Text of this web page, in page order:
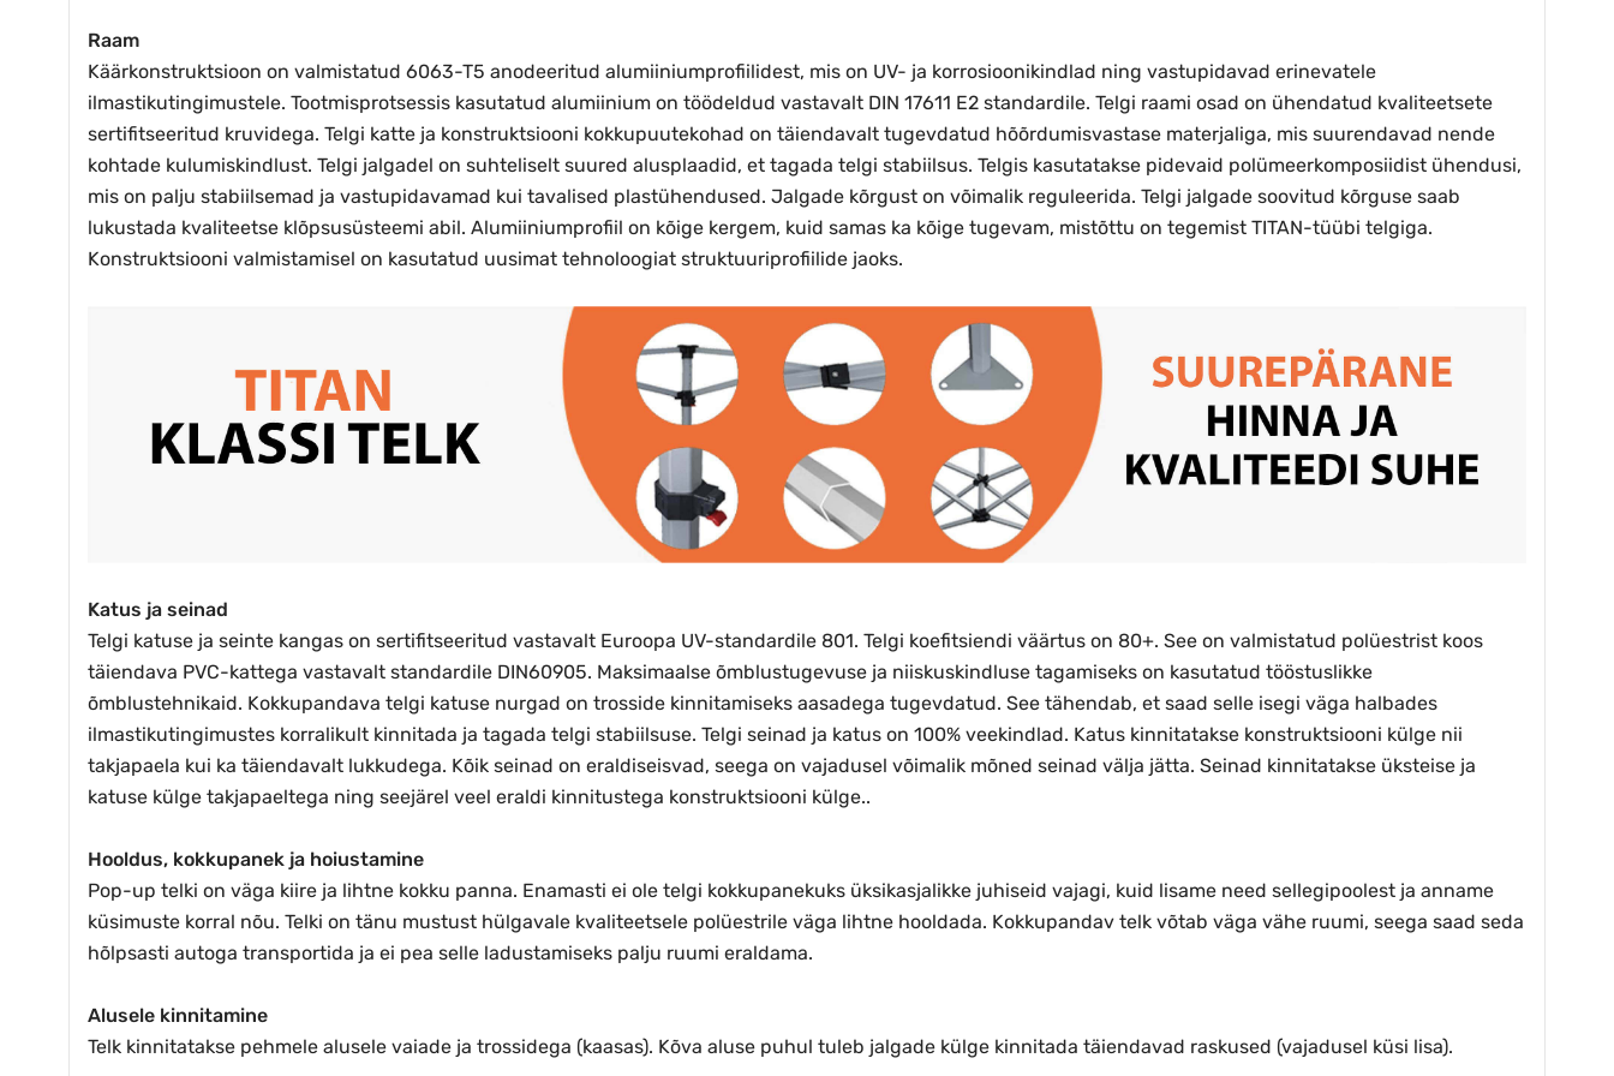
Raam
Käärkonstruktsioon on valmistatud 6063-T5 anodeeritud alumiiniumprofiilidest, mis on UV- ja korrosioonikindlad ning vastupidavad erinevatele
ilmastikutingimustele. Tootmisprotsessis kasutatud alumiinium on töödeldud vastavalt DIN 17611 E2 standardile. Telgi raami osad on ühendatud kvaliteetsete
sertifitseeritud kruvidega. Telgi katte ja konstruktsiooni kokkupuutekohad on täiendavalt tugevdatud hõõrdumisvastase materjaliga, mis suurendavad nende
kohtade kulumiskindlust. Telgi jalgadel on suhteliselt suured alusplaadid, et tagada telgi stabiilsus. Telgis kasutatakse pidevaid polümeerkomposiidist ühendusi,
mis on palju stabiilsemad ja vastupidavamad kui tavalised plastühendused. Jalgade kõrgust on võimalik reguleerida. Telgi jalgade soovitud kõrguse saab
lukustada kvaliteetse klõpsusüsteemi abil. Alumiiniumprofiil on kõige kergem, kuid samas ka kõige tugevam, mistõttu on tegemist TITAN-tüübi telgiga.
Konstruktsiooni valmistamisel on kasutatud uusimat tehnoloogiat struktuuriprofiilide jaoks.
Katus ja seinad
Telgi katuse ja seinte kangas on sertifitseeritud vastavalt Euroopa UV-standardile 801. Telgi koefitsiendi väärtus on 80+. See on valmistatud polüestrist koos
täiendava PVC-kattega vastavalt standardile DIN60905. Maksimaalse õmblustugevuse ja niiskuskindluse tagamiseks on kasutatud tööstuslikke
õmblustehnikaid. Kokkupandava telgi katuse nurgad on trosside kinnitamiseks aasadega tugevdatud. See tähendab, et saad selle isegi väga halbades
ilmastikutingimustes korralikult kinnitada ja tagada telgi stabiilsuse. Telgi seinad ja katus on 100% veekindlad. Katus kinnitatakse konstruktsiooni külge nii
takjapaela kui ka täiendavalt lukkudega. Kõik seinad on eraldiseisvad, seega on vajadusel võimalik mõned seinad välja jätta. Seinad kinnitatakse üksteise ja
katuse külge takjapaeltega ning seejärel veel eraldi kinnitustega konstruktsiooni külge..
Hooldus, kokkupanek ja hoiustamine
Pop-up telki on väga kiire ja lihtne kokku panna. Enamasti ei ole telgi kokkupanekuks üksikasjalikke juhiseid vajagi, kuid lisame need sellegipoolest ja anname
küsimuste korral nõu. Telki on tänu mustust hülgavale kvaliteetsele polüestrile väga lihtne hooldada. Kokkupandav telk võtab väga vähe ruumi, seega saad seda
hõlpsasti autoga transportida ja ei pea selle ladustamiseks palju ruumi eraldama.
Alusele kinnitamine
Telk kinnitatakse pehmele alusele vaiade ja trossidega (kaasas). Kõva aluse puhul tuleb jalgade külge kinnitada täiendavad raskused (vajadusel küsi lisa).